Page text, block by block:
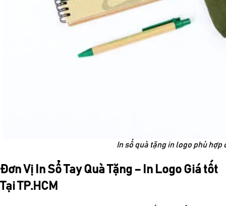
In sổ quà tặng in logo phù hợp
Đơn Vị In Sổ Tay Quà Tặng – In Logo Giá tốt
Tại TP.HCM